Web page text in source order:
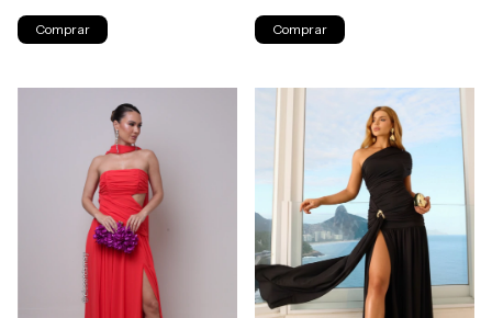
Comprar Comprar